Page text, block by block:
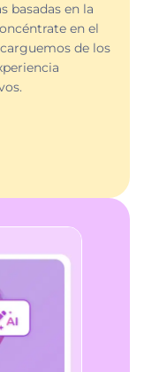
basadas en la
en el
de los